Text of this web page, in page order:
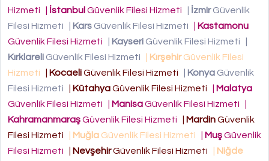
Hizmeti
İstanbul Güvenlik Filesi Hizmeti İzmirGüvenlik
Filesi Hizmeti
Kars Güvenlik Filesi Hizmeti
Kastamonu
Güvenlik Filesi Hizmeti
Kayseri Güvenlik Filesi Hizmeti
Kırklareli Güvenlik Filesi Hizmeti KırşehirGüvenlik Filesi
Hizmeti
KocaeliGüvenlik Filesi Hizmeti Konya Güvenlik
Filesi Hizmeti
KütahyaGüvenlik Filesi Hizmeti
Malatya
Güvenlik Filesi Hizmeti
ManisaGüvenlik Filesi Hizmeti
KahramanmaraşGüvenlik Filesi Hizmeti MardinGüvenlik
Filesi Hizmeti
Muğla Güvenlik Filesi Hizmeti MuşGüvenlik
Filesi Hizmeti
NevşehirGüvenlik Filesi Hizmeti
Niğde